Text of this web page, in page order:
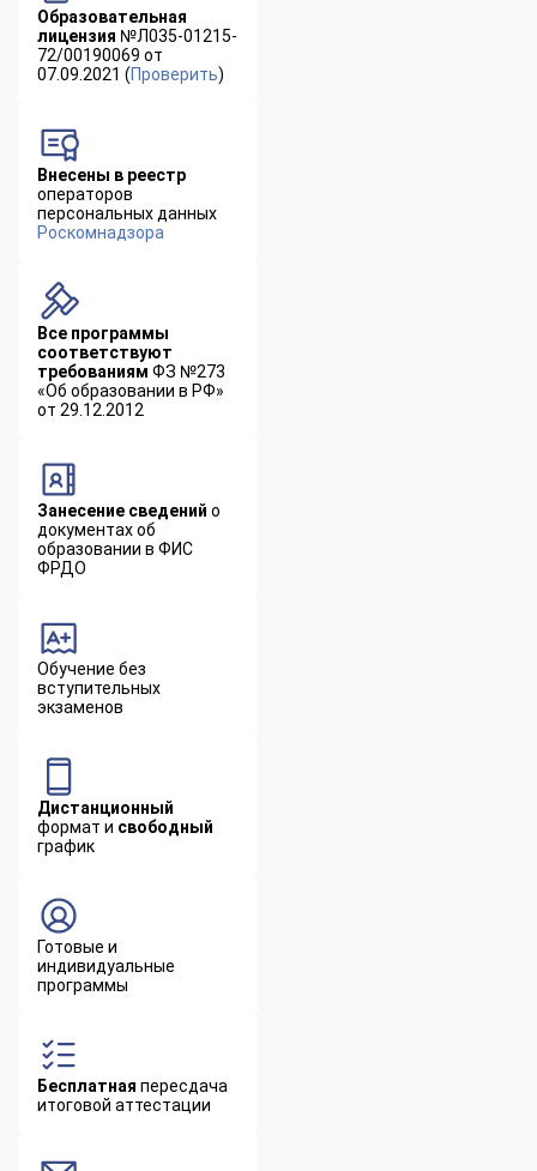
Образовательная
лицензия №Л035-01215-
72/00190069 от
07.09.2021 (Проверить)
Внесены в реестр
операторов
персональных данных
Роскомнадзора
Все программы
соответствуют
требованиям ФЗ №273
«Об образовании в РФ»
от 29.12.2012
Занесение сведений о
документах об
образовании в ФИС
ФРДО
Обучение без
вступительных
экзаменов
Дистанционный
формат и свободный
график
Готовые и
индивидуальные
программы
Бесплатная пересдача
итоговой аттестации